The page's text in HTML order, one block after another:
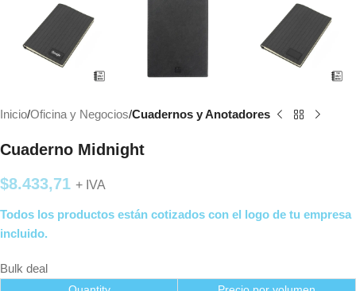
Inicio Oficina y Negocios Cuadernos y Anotadores
Cuaderno Midnight
$8.433,71 + IVA
Todos los productos están cotizados con el logo de tu empresa
incluido.
Bulk deal